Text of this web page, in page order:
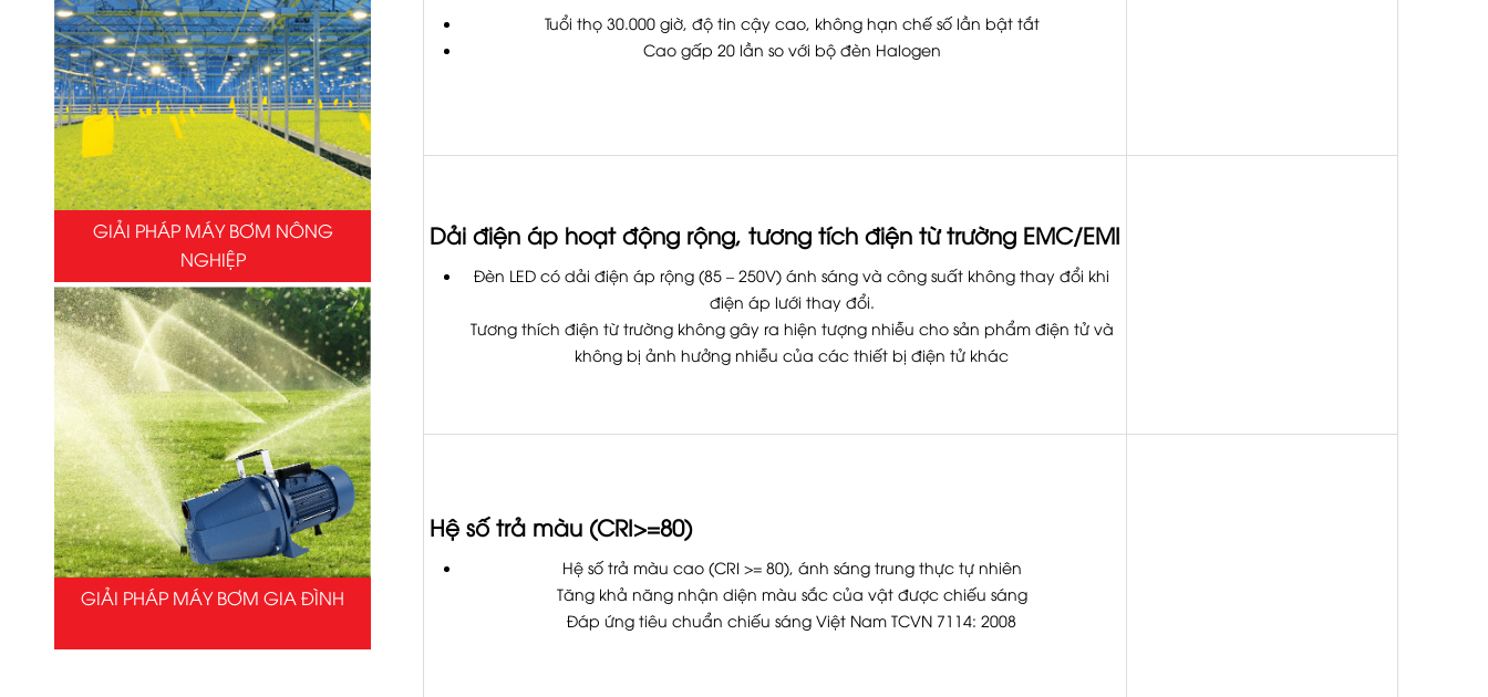
GIẢI PHÁP MÁY BƠM NÔNG
NGHIỆP
GIẢI PHÁP MÁY BƠM GIA ĐÌNH
Tuổi thọ 30.000 giờ, độ tin cậy cao, không hạn chế số lần bật tắt
Cao gấp 20 lần so với bộ đèn Halogen
Dải điện áp hoạt động rộng, tương tích điện từ trường EMC/EMI
Đèn LED có dải điện áp rộng (85 – 250V) ánh sáng và công suất không thay đổi khi
điện áp lưới thay đổi.
Tương thích điện từ trường không gây ra hiện tượng nhiễu cho sản phẩm điện tử và
không bị ảnh hưởng nhiễu của các thiết bị điện tử khác
Hệ số trả màu (CRI>=80)
Hệ số trả màu cao (CRI >= 80), ánh sáng trung thực tự nhiên
Tăng khả năng nhận diện màu sắc của vật được chiếu sáng
Đáp ứng tiêu chuẩn chiếu sáng Việt Nam TCVN 7114: 2008